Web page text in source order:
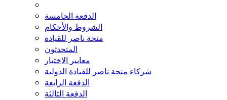
الدفعة الخامسة
الشروط والأحكام
منحة ناصر للقيادة
المتحدثون
معايير الاختيار
شركاء منحة ناصر للقيادة الدولية
الدفعة الرابعة
الدفعة الثالثة